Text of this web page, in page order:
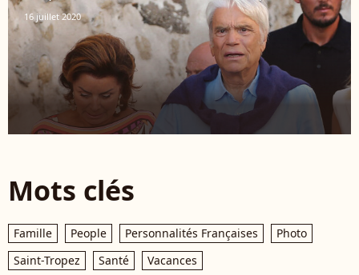
16 juillet 2020
Mots clés
Famille People Personnalités Françaises
Photo
Saint-Tropez
Santé Vacances